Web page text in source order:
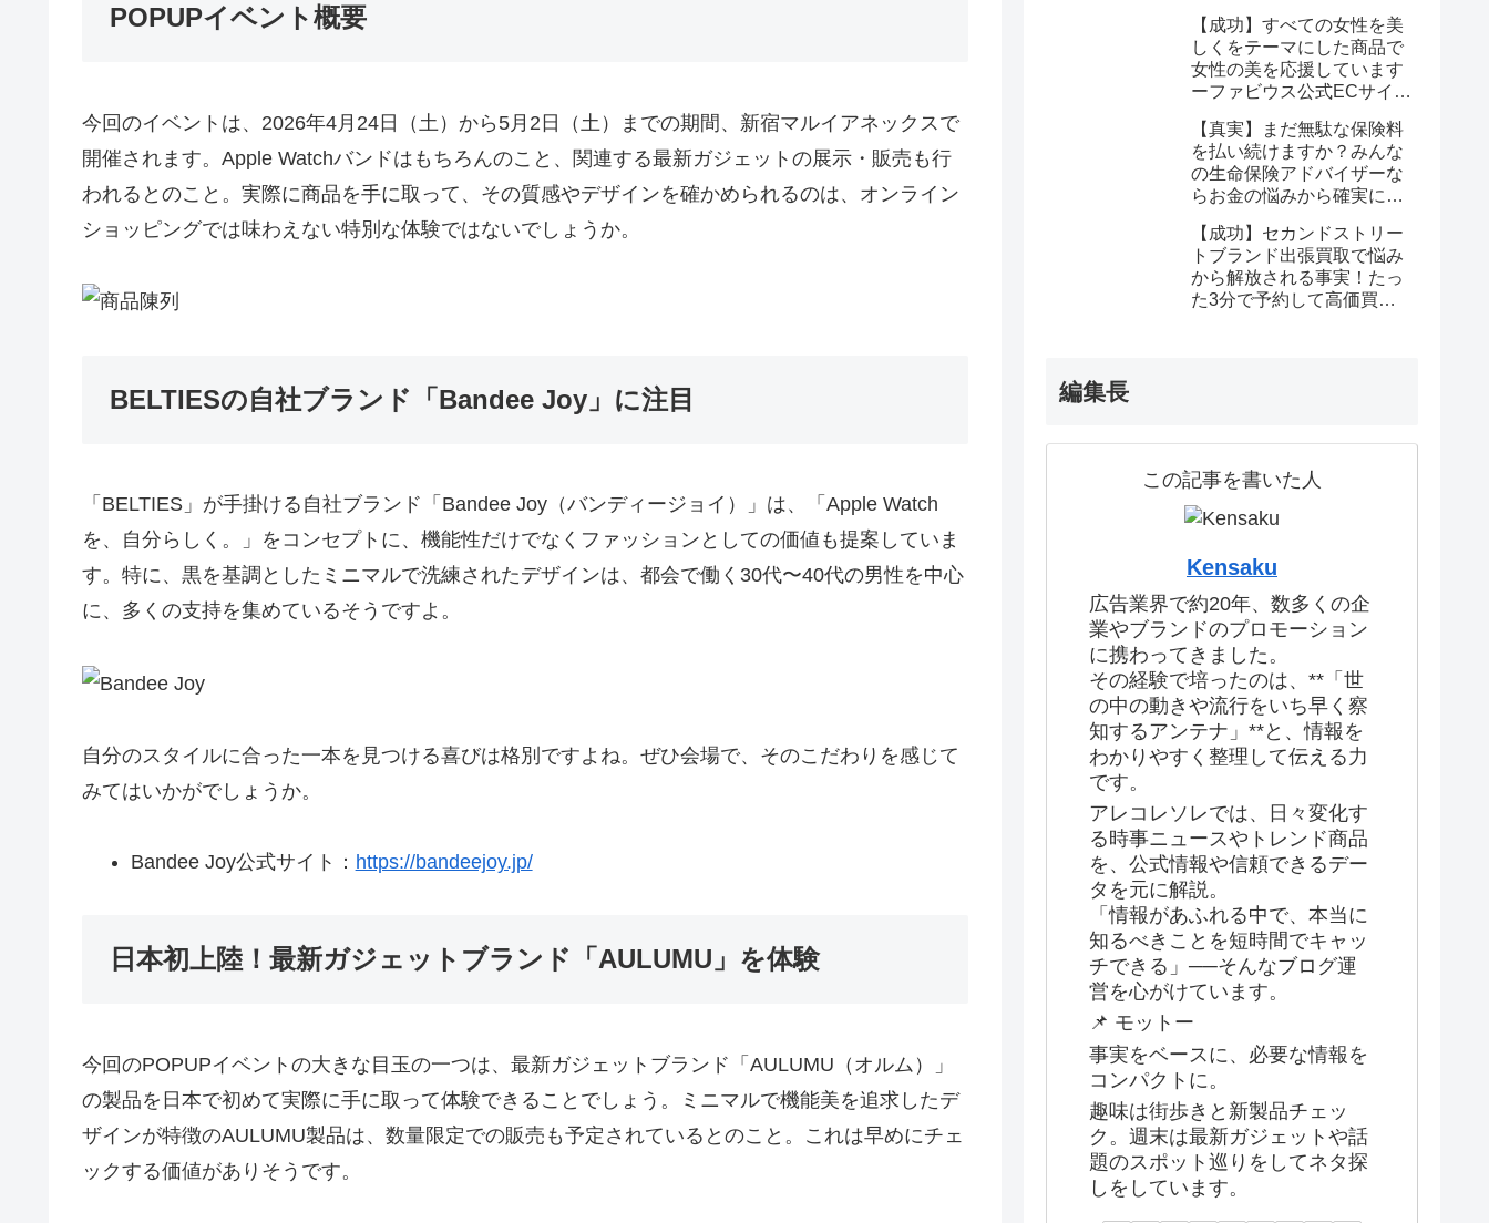
POPUPイベント概要
今回のイベントは、2026年4月24日（土）から5月2日（土）までの期間、新宿マルイアネックスで
開催されます。Apple Watchバンドはもちろんのこと、関連する最新ガジェットの展示・販売も行
われるとのこと。実際に商品を手に取って、その質感やデザインを確かめられるのは、オンライン
ショッピングでは味わえない特別な体験ではないでしょうか。
BELTIESの自社ブランド「Bandee Joy」に注目
「BELTIES」が手掛ける自社ブランド「Bandee Joy（バンディージョイ）」は、「Apple Watch
を、自分らしく。」をコンセプトに、機能性だけでなくファッションとしての価値も提案していま
す。特に、黒を基調としたミニマルで洗練されたデザインは、都会で働く30代〜40代の男性を中心
に、多くの支持を集めているそうですよ。
自分のスタイルに合った一本を見つける喜びは格別ですよね。ぜひ会場で、そのこだわりを感じて
みてはいかがでしょうか。
Bandee Joy公式サイト： https://bandeejoy.jp/
日本初上陸！最新ガジェットブランド「AULUMU」を体験
今回のPOPUPイベントの大きな目玉の一つは、最新ガジェットブランド「AULUMU（オルム）」
の製品を日本で初めて実際に手に取って体験できることでしょう。ミニマルで機能美を追求したデ
ザインが特徴のAULUMU製品は、数量限定での販売も予定されているとのこと。これは早めにチェ
ックする価値がありそうです。
ならたった1回で驚くほど
簡単に悩みが解消する事実
【成功】すべての女性を美
しくをテーマにした商品で
女性の美を応援しています
ーファビウス公式ECサイト
クション金賞の秘密を公開
【真実】まだ無駄な保険料
を払い続けますか？みんな
の生命保険アドバイザーな
らお金の悩みから確実に解
【成功】セカンドストリー
トブランド出張買取で悩み
から解放される事実！たっ
た3分で予約して高価買取
編集長
この記事を書いた人
Kensaku
広告業界で約20年、数多くの企
業やブランドのプロモーション
に携わってきました。
その経験で培ったのは、**「世
の中の動きや流行をいち早く察
知するアンテナ」**と、情報を
わかりやすく整理して伝える力
です。
アレコレソレでは、日々変化す
る時事ニュースやトレンド商品
を、公式情報や信頼できるデー
タを元に解説。
「情報があふれる中で、本当に
知るべきことを短時間でキャッ
チできる」──そんなブログ運
営を心がけています。
📌 モットー
事実をベースに、必要な情報を
コンパクトに。
趣味は街歩きと新製品チェッ
ク。週末は最新ガジェットや話
題のスポット巡りをしてネタ探
しをしています。